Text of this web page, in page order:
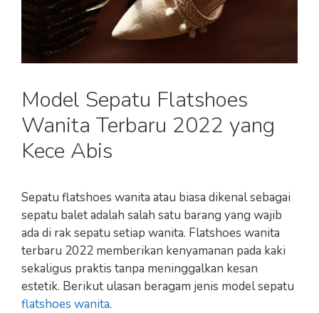
Model Sepatu Flatshoes
Wanita Terbaru 2022 yang
Kece Abis
Sepatu flatshoes wanita atau biasa dikenal sebagai
sepatu balet adalah salah satu barang yang wajib
ada di rak sepatu setiap wanita. Flatshoes wanita
terbaru 2022 memberikan kenyamanan pada kaki
sekaligus praktis tanpa meninggalkan kesan
estetik. Berikut ulasan beragam jenis model sepatu
flatshoes wanita.